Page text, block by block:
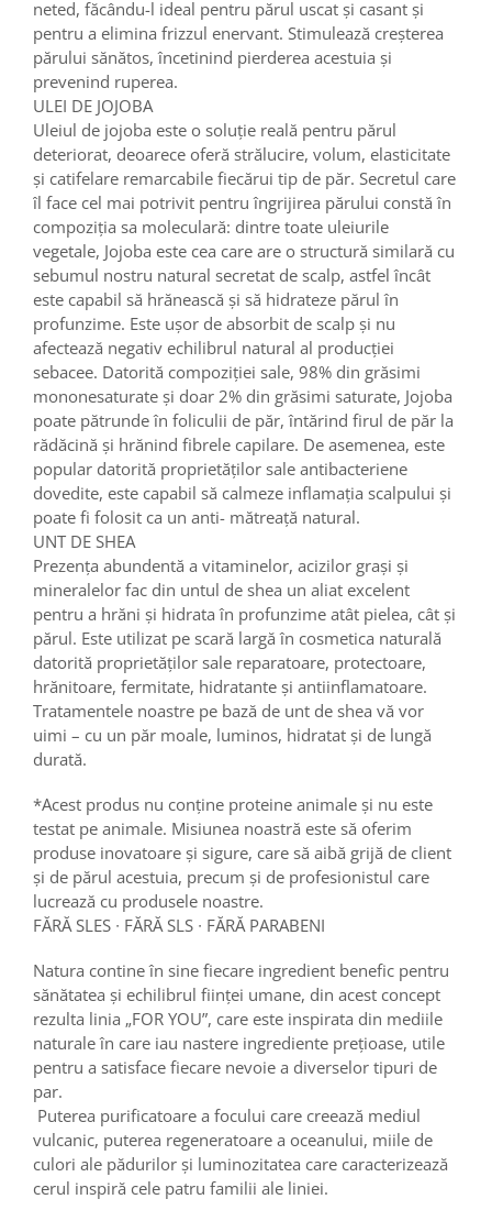
neted, făcându-l ideal pentru părul uscat și casant și
pentru a elimina frizzul enervant. Stimulează creșterea
părului sănătos, încetinind pierderea acestuia și
prevenind ruperea.
ULEI DE JOJOBA
Uleiul de jojoba este o soluție reală pentru părul
deteriorat, deoarece oferă strălucire, volum, elasticitate
și catifelare remarcabile fiecărui tip de păr. Secretul care
îl face cel mai potrivit pentru îngrijirea părului constă în
compoziția sa moleculară: dintre toate uleiurile
vegetale, Jojoba este cea care are o structură similară cu
sebumul nostru natural secretat de scalp, astfel încât
este capabil să hrănească și să hidrateze părul în
profunzime. Este ușor de absorbit de scalp și nu
afectează negativ echilibrul natural al producției
sebacee. Datorită compoziției sale, 98% din grăsimi
mononesaturate și doar 2% din grăsimi saturate, Jojoba
poate pătrunde în foliculii de păr, întărind firul de păr la
rădăcină și hrănind fibrele capilare. De asemenea, este
popular datorită proprietăților sale antibacteriene
dovedite, este capabil să calmeze inflamația scalpului și
poate fi folosit ca un anti- mătreață natural.
UNT DE SHEA
Prezența abundentă a vitaminelor, acizilor grași și
mineralelor fac din untul de shea un aliat excelent
pentru a hrăni și hidrata în profunzime atât pielea, cât și
părul. Este utilizat pe scară largă în cosmetica naturală
datorită proprietăților sale reparatoare, protectoare,
hrănitoare, fermitate, hidratante și antiinflamatoare.
Tratamentele noastre pe bază de unt de shea vă vor
uimi – cu un păr moale, luminos, hidratat și de lungă
durată.
*Acest produs nu conține proteine animale și nu este
testat pe animale. Misiunea noastră este să oferim
produse inovatoare și sigure, care să aibă grijă de client
și de părul acestuia, precum și de profesionistul care
lucrează cu produsele noastre.
FĂRĂ SLES ∙ FĂRĂ SLS ∙ FĂRĂ PARABENI
Natura contine în sine fiecare ingredient benefic pentru
sănătatea și echilibrul ființei umane, din acest concept
rezulta linia „FOR YOU”, care este inspirata din mediile
naturale în care iau nastere ingrediente prețioase, utile
pentru a satisface fiecare nevoie a diverselor tipuri de
par.
Puterea purificatoare a focului care creează mediul
vulcanic, puterea regeneratoare a oceanului, miile de
culori ale pădurilor și luminozitatea care caracterizează
cerul inspiră cele patru familii ale liniei.